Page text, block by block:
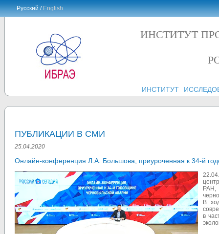
Русский /English
ИНСТИТУТ
ИНСТИТУТ
ПУБЛИКАЦИИ В СМИ
25.04.2020
Онлайн-конференция Л.А. Большова, приуроченная к 34-й
РАН,
В
в